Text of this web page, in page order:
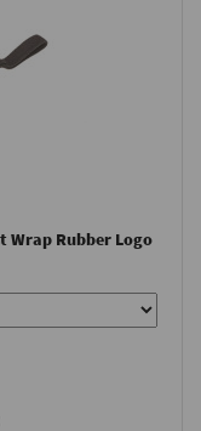
Wrap Rubber Logo